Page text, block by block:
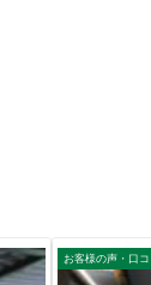
お客様の声・口コ